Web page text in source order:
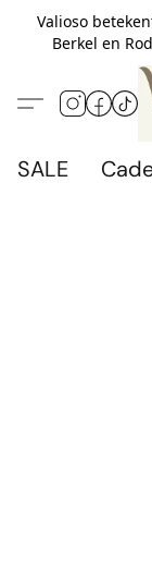
Valioso
Berkel en
SALE